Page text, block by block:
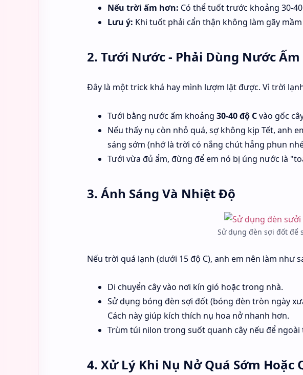
Nếu trời ấm hơn: Có thể tuốt trước khoảng 30-
Lưu ý: Khi tuốt phải cẩn thận không làm gãy
2. Tưới Nước - Phải Dùng Nước Ấm
Đây là một trick khá hay mình lượm lặt được. Vì trời
Tưới bằng nước ấm khoảng 30-40 độ Cvào gốc
Nếu thấy nụ còn nhỏ quá, sợ không kịp Tết, anh
sáng sớm (nhớ là trời có nắng chút hẵng phun
Tưới vừa đủ ẩm, đừng để em nó bị úng nước là
3. Ánh Sáng Và Nhiệt Độ
Sử dụng đèn sợi đốt để
Nếu trời quá lạnh (dưới 15 độ C), anh em nên làm như
Di chuyển cây vào nơi kín gió hoặc trong nhà.
Sử dụng bóng đèn sợi đốt (bóng đèn tròn ngày
Cách này giúp kích thích nụ hoa nở nhanh hơn.
Trùm túi nilon trong suốt quanh cây nếu để
4. Xử Lý Khi Nụ Nở Quá Sớm Hoặc